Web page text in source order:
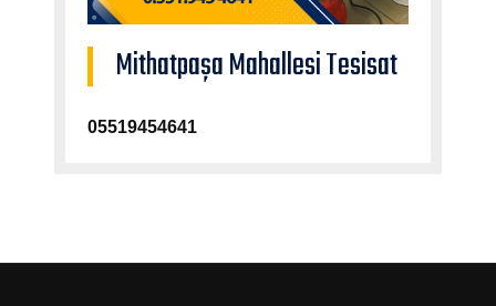
Mithatpaşa Mahallesi Tesisat
05519454641